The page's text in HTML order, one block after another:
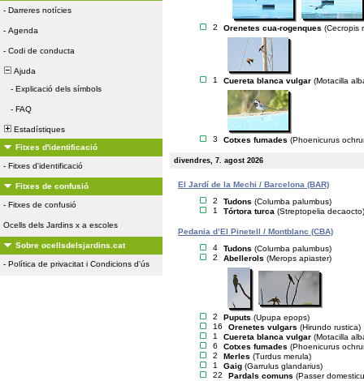
- Darreres notícies
- Agenda
- Codi de conducta
Ajuda
- Explicació dels símbols
- FAQ
Estadístiques
Fitxes d'identificació
- Fitxes d'identificació
Fitxes de confusió
- Fitxes de confusió
Ocells dels Jardins x a escoles
Sobre ocellsdelsjardins.cat
- Política de privacitat i Condicions d'ús
2 Orenetes cua-rogenques (Cecropis
1 Cuereta blanca vulgar (Motacilla
3 Cotxes fumades (Phoenicurus
divendres, 7. agost 2026
El Jardí de la Mechi / Barcelona (BAR)
2
Tudons (Columba palumbus)
1
Tórtora turca (Streptopelia decaocto)
Pedania d’El Pinetell / Montblanc (CBA)
4
Tudons (Columba palumbus)
2
Abellerols (Merops apiaster)
2 Puputs (Upupa epops)
16
Orenetes vulgars (Hirundo rustica)
1
Cuereta blanca vulgar (Motacilla
6
Cotxes fumades (Phoenicurus
2
Merles (Turdus merula)
1
Gaig (Garrulus glandarius)
22
Pardals comuns (Passer